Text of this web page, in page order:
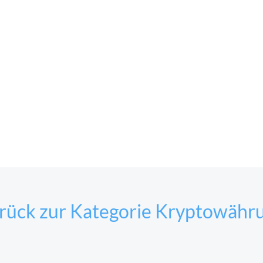
zur Kategorie